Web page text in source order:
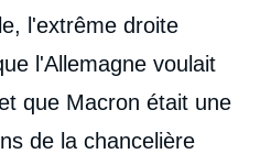
l'extrême droite
l'Allemagne voulait
que Macron était une
de la chancelière